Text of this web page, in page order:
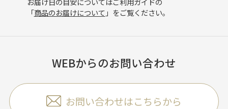
「商品のお届けについて 」をご覧ください。
WEBからのお問い合わせ
お問い合わせはこちらから